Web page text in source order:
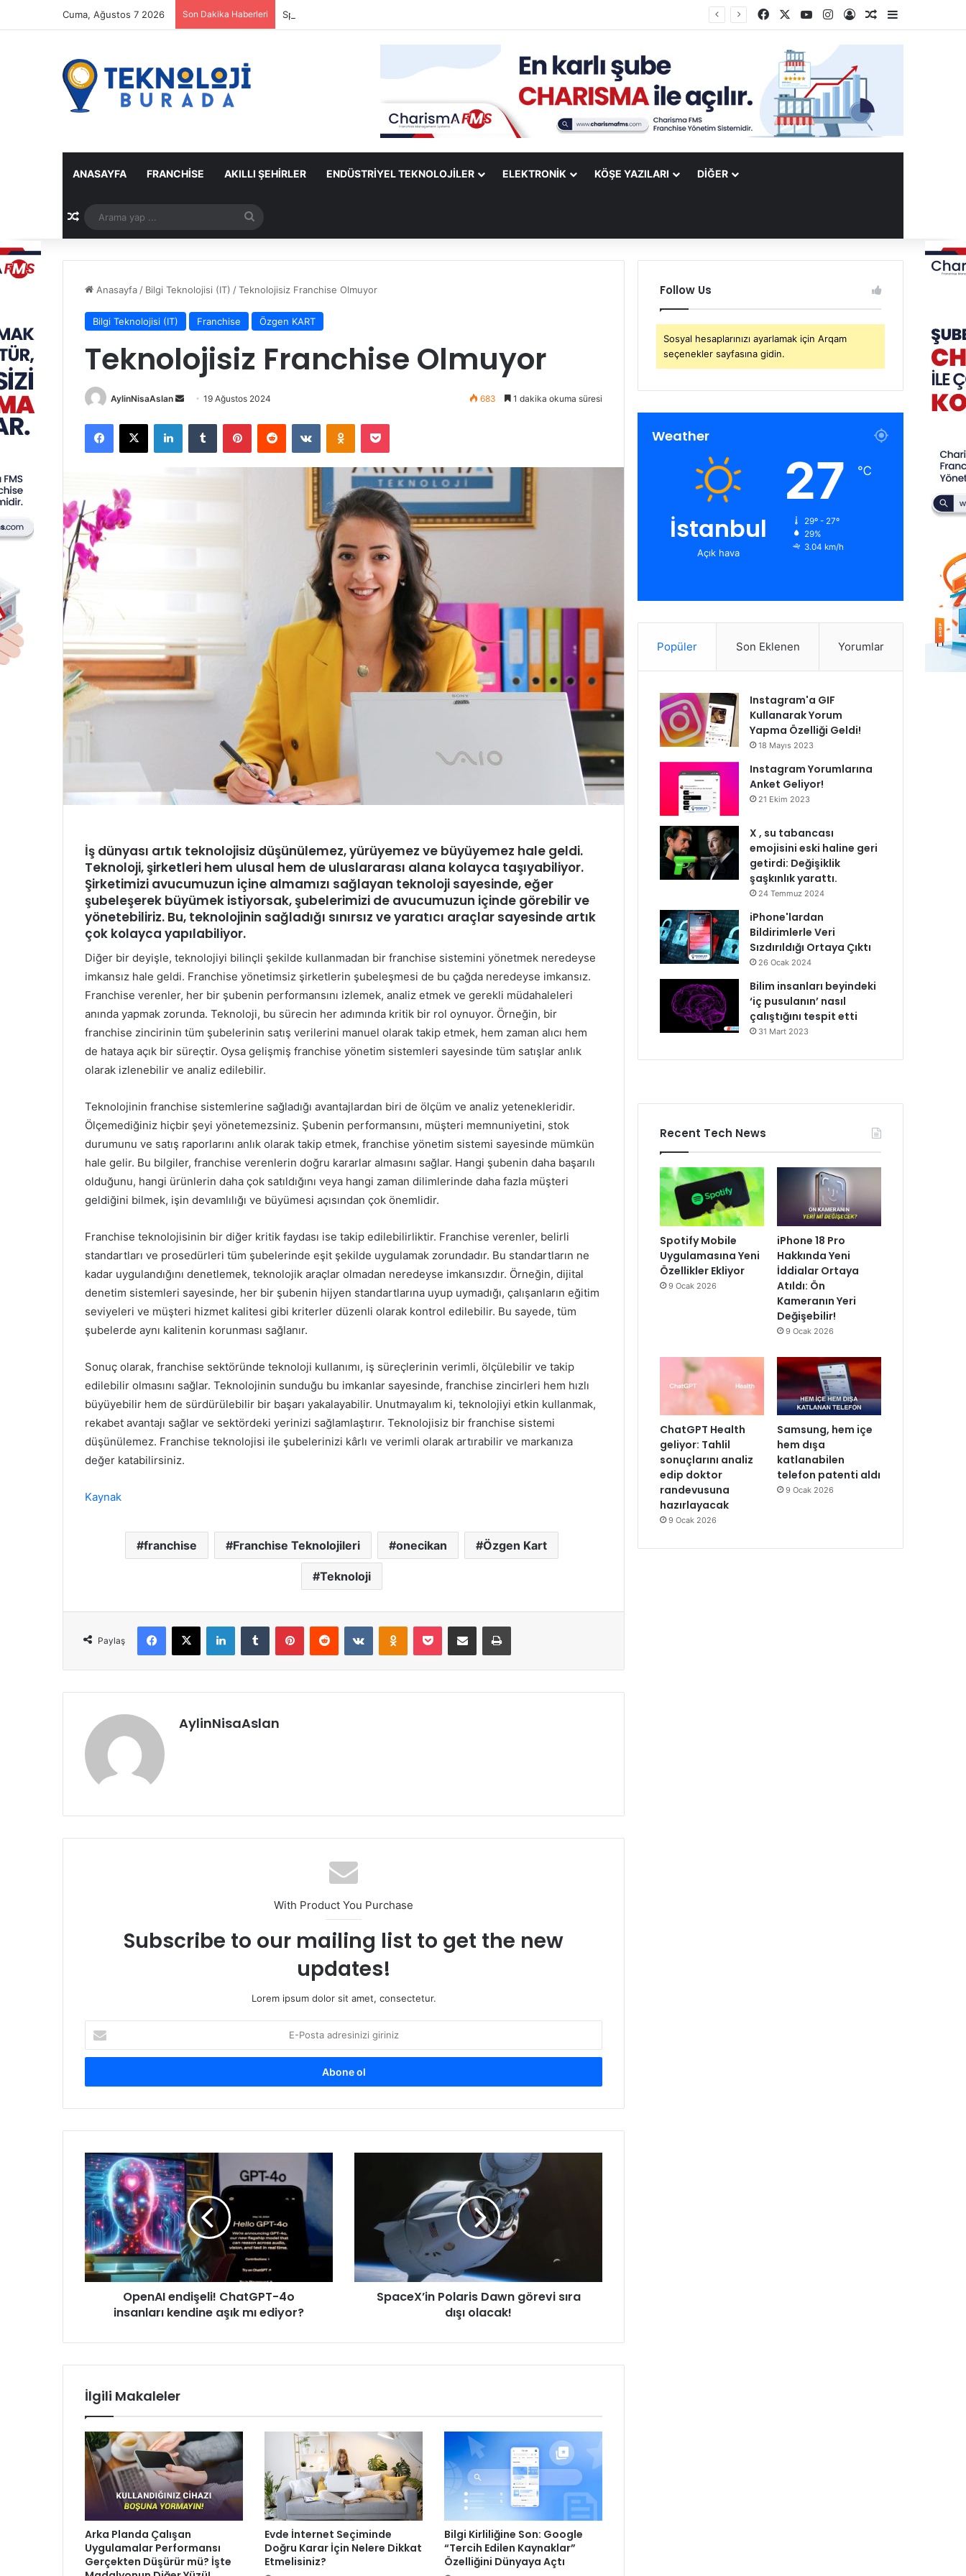
Cuma, Ağustos 7 2026 Son Dakika Haberleri Spotify Mobile Uygulamasına Yeni Özellikler Ekliyor FacebookYouTubeInstagram
Kayıt OlRastgele Makale
Kenar
ANASAYFA FRANCHISE AKILLI ŞEHIRLER ENDÜSTRIYEL TEKNOLOJILER ELEKTRONIK KÖŞE YAZILARI DIĞER
Rastgele Makale
yap
Anasayfa / Bilgi Teknolojisi (IT) /Teknolojisiz Franchise Olmuyor
Bilgi Teknolojisi (IT) Franchise Özgen KART
Teknolojisiz Franchise Olmuyor
AylinNisaAslan
Bir
posta
göndermek
19 Ağustos 2024 683 1 dakika okuma süresi
Facebook
X LinkedInTumblr PinterestReddit VKontakteOdnoklassniki
Pocket
İş dünyası artık teknolojisiz düşünülemez, yürüyemez ve büyüyemez hale geldi.
Teknoloji, şirketleri hem ulusal hem de uluslararası alana kolayca taşıyabiliyor.
Şirketimizi avucumuzun içine almamızı sağlayan teknoloji sayesinde, eğer
şubeleşerek büyümek istiyorsak, şubelerimizi de avucumuzun içinde görebilir ve
yönetebiliriz. Bu, teknolojinin sağladığı sınırsız ve yaratıcı araçlar sayesinde artık
çok kolayca yapılabiliyor.
Diğer bir deyişle, teknolojiyi bilinçli şekilde kullanmadan bir franchise sistemini yönetmek neredeyse
imkansız hale geldi. Franchise yönetimsiz şirketlerin şubeleşmesi de bu çağda neredeyse imkansız.
Franchise verenler, her bir şubenin performansını izlemek, analiz etmek ve gerekli müdahaleleri
anında yapmak zorunda. Teknoloji, bu sürecin her adımında kritik bir rol oynuyor. Örneğin, bir
franchise zincirinin tüm şubelerinin satış verilerini manuel olarak takip etmek, hem zaman alıcı hem
de hataya açık bir süreçtir. Oysa gelişmiş franchise yönetim sistemleri sayesinde tüm satışlar anlık
olarak izlenebilir ve analiz edilebilir.
Teknolojinin franchise sistemlerine sağladığı avantajlardan biri de ölçüm ve analiz yetenekleridir.
Ölçemediğiniz hiçbir şeyi yönetemezsiniz. Şubenin performansını, müşteri memnuniyetini, stok
durumunu ve satış raporlarını anlık olarak takip etmek, franchise yönetim sistemi sayesinde mümkün
hale gelir. Bu bilgiler, franchise verenlerin doğru kararlar almasını sağlar. Hangi şubenin daha başarılı
olduğunu, hangi ürünlerin daha çok satıldığını veya hangi zaman dilimlerinde daha fazla müşteri
geldiğini bilmek, işin devamlılığı ve büyümesi açısından çok önemlidir.
Franchise teknolojisinin bir diğer kritik faydası ise takip edilebilirliktir. Franchise verenler, belirli
standartları ve prosedürleri tüm şubelerinde eşit şekilde uygulamak zorundadır. Bu standartların ne
kadar uygulandığını denetlemek, teknolojik araçlar olmadan neredeyse imkansızdır. Örneğin, dijital
denetim sistemleri sayesinde, her bir şubenin hijyen standartlarına uyup uymadığı, çalışanların eğitim
seviyeleri ve müşteri hizmet kalitesi gibi kriterler düzenli olarak kontrol edilebilir. Bu sayede, tüm
şubelerde aynı kalitenin korunması sağlanır.
Sonuç olarak, franchise sektöründe teknoloji kullanımı, iş süreçlerinin verimli, ölçülebilir ve takip
edilebilir olmasını sağlar. Teknolojinin sunduğu bu imkanlar sayesinde, franchise zincirleri hem hızlı
büyüyebilir hem de sürdürülebilir bir başarı yakalayabilir. Unutmayalım ki, teknolojiyi etkin kullanmak,
rekabet avantajı sağlar ve sektördeki yerinizi sağlamlaştırır. Teknolojisiz bir franchise sistemi
düşünülemez. Franchise teknolojisi ile şubelerinizi kârlı ve verimli olarak artırabilir ve markanıza
değer katabilirsiniz.
Kaynak
franchise Franchise Teknolojileri onecikan Özgen Kart
Teknoloji
Paylaş
Facebook
X LinkedInTumblr PinterestReddit VKontakteOdnoklassniki
Pocket E-Posta ile paylaş Yazdır
AylinNisaAslan
With Product You Purchase
Subscribe to our mailing list to get the new
updates!
Lorem ipsum dolor sit amet, consectetur.
Posta
adresinizi
OpenAI
endişeli!
ChatGPT-
4o
insanları
kendine
aşık
mı
ediyor?
OpenAI endişeli! ChatGPT-4o
insanları kendine aşık mı ediyor?
olacak!
SpaceX’in Polaris Dawn görevi sıra
dışı olacak!
İlgili Makaleler
Arka Planda Çalışan
Uygulamalar Performansı
Gerçekten Düşürür mü? İşte
Evde İnternet Seçiminde
Doğru Karar İçin Nelere Dikkat
Etmelisiniz?
Bilgi Kirliliğine Son: Google
“Tercih Edilen Kaynaklar”
Özelliğini Dünyaya Açtı
Follow Us
Sosyal hesaplarınızı ayarlamak için Arqam
seçenekler sayfasına gidin.
Weather
İstanbul
Açık hava
27 ℃
29º - 27º
29%
3.04 km/h
Popüler Son Eklenen Yorumlar
Instagram'a GIF
Kullanarak Yorum
Yapma Özelliği Geldi!
18 Mayıs 2023
Instagram Yorumlarına
Anket Geliyor!
21 Ekim 2023
X , su tabancası
emojisini eski haline geri
getirdi: Değişiklik
şaşkınlık yarattı.
24 Temmuz 2024
iPhone'lardan
Bildirimlerle Veri
Sızdırıldığı Ortaya Çıktı
26 Ocak 2024
Bilim insanları beyindeki
‘iç pusulanın’ nasıl
çalıştığını tespit etti
31 Mart 2023
Recent Tech News
Spotify Mobile
Uygulamasına Yeni
Özellikler Ekliyor
9 Ocak 2026
iPhone 18 Pro
Hakkında Yeni
İddialar Ortaya
Atıldı: Ön
Kameranın Yeri
Değişebilir!
9 Ocak 2026
ChatGPT Health
geliyor: Tahlil
sonuçlarını analiz
edip doktor
randevusuna
hazırlayacak
9 Ocak 2026
Samsung, hem içe
hem dışa
katlanabilen
telefon patenti aldı
9 Ocak 2026